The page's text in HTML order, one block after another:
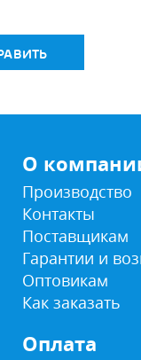
О
Производство
Контакты
Поставщикам
Гарантии и
Оптовикам
Как заказать
Оплата